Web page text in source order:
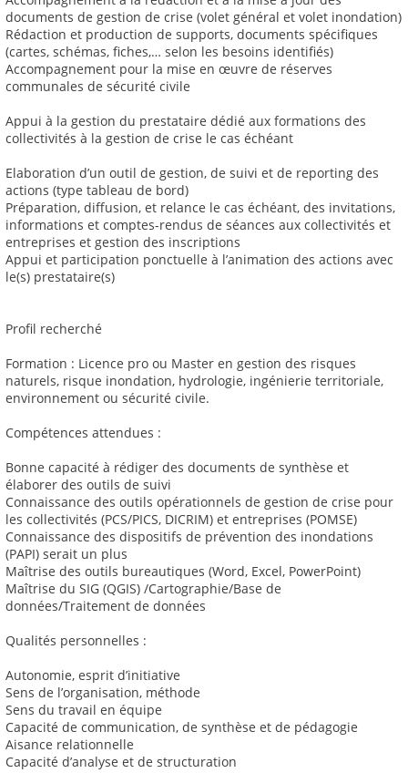
documents de gestion de crise (volet général et volet inondation)
Rédaction et production de supports, documents spécifiques
(cartes, schémas, fiches,… selon les besoins identifiés)
Accompagnement pour la mise en œuvre de réserves
communales de sécurité civile
Appui à la gestion du prestataire dédié aux formations des
collectivités à la gestion de crise le cas échéant
Elaboration d’un outil de gestion, de suivi et de reporting des
actions (type tableau de bord)
Préparation, diffusion, et relance le cas échéant, des invitations,
informations et comptes-rendus de séances aux collectivités et
entreprises et gestion des inscriptions
Appui et participation ponctuelle à l’animation des actions avec
le(s) prestataire(s)
Profil recherché
Formation : Licence pro ou Master en gestion des risques
naturels, risque inondation, hydrologie, ingénierie territoriale,
environnement ou sécurité civile.
Compétences attendues :
Bonne capacité à rédiger des documents de synthèse et
élaborer des outils de suivi
Connaissance des outils opérationnels de gestion de crise pour
les collectivités (PCS/PICS, DICRIM) et entreprises (POMSE)
Connaissance des dispositifs de prévention des inondations
(PAPI) serait un plus
Maîtrise des outils bureautiques (Word, Excel, PowerPoint)
Maîtrise du SIG (QGIS) /Cartographie/Base de
données/Traitement de données
Qualités personnelles :
Autonomie, esprit d’initiative
Sens de l’organisation, méthode
Sens du travail en équipe
Capacité de communication, de synthèse et de pédagogie
Aisance relationnelle
Capacité d’analyse et de structuration